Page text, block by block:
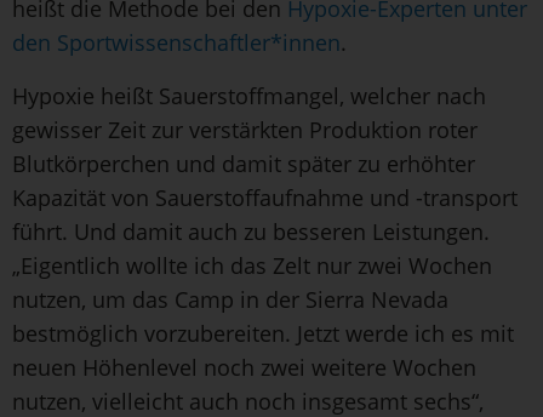
heißt die Methode bei den Hypoxie-Experten unter
den Sportwissenschaftler*innen.
Hypoxie heißt Sauerstoffmangel, welcher nach
gewisser Zeit zur verstärkten Produktion roter
Blutkörperchen und damit später zu erhöhter
Kapazität von Sauerstoffaufnahme und -transport
führt. Und damit auch zu besseren Leistungen.
„Eigentlich wollte ich das Zelt nur zwei Wochen
nutzen, um das Camp in der Sierra Nevada
bestmöglich vorzubereiten. Jetzt werde ich es mit
neuen Höhenlevel noch zwei weitere Wochen
nutzen, vielleicht auch noch insgesamt sechs“,